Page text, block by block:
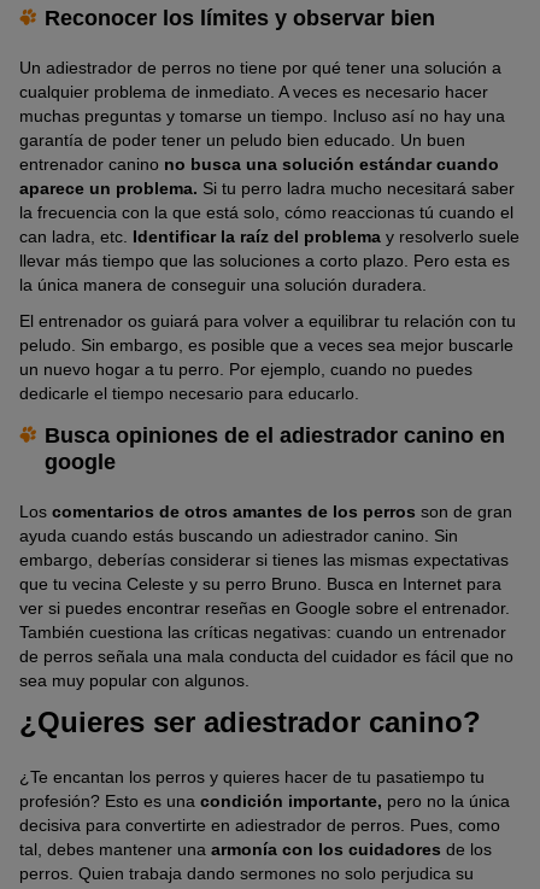
Reconocer los límites y observar bien
Un adiestrador de perros no tiene por qué tener una solución a
cualquier problema de inmediato. A veces es necesario hacer
muchas preguntas y tomarse un tiempo. Incluso así no hay una
garantía de poder tener un peludo bien educado. Un buen
entrenador canino no busca una solución estándar cuando
aparece un problema. Si tu perro ladra mucho necesitará saber
la frecuencia con la que está solo, cómo reaccionas tú cuando el
can ladra, etc. Identificar la raíz del problema y resolverlo suele
llevar más tiempo que las soluciones a corto plazo. Pero esta es
la única manera de conseguir una solución duradera.
El entrenador os guiará para volver a equilibrar tu relación con tu
peludo. Sin embargo, es posible que a veces sea mejor buscarle
un nuevo hogar a tu perro. Por ejemplo, cuando no puedes
dedicarle el tiempo necesario para educarlo.
Busca opiniones de el adiestrador canino en
google
Los comentarios de otros amantes de los perros son de gran
ayuda cuando estás buscando un adiestrador canino. Sin
embargo, deberías considerar si tienes las mismas expectativas
que tu vecina Celeste y su perro Bruno. Busca en Internet para
ver si puedes encontrar reseñas en Google sobre el entrenador.
También cuestiona las críticas negativas: cuando un entrenador
de perros señala una mala conducta del cuidador es fácil que no
sea muy popular con algunos.
¿Quieres ser adiestrador canino?
¿Te encantan los perros y quieres hacer de tu pasatiempo tu
profesión? Esto es una condición importante, pero no la única
decisiva para convertirte en adiestrador de perros. Pues, como
tal, debes mantener una armonía con los cuidadores de los
perros. Quien trabaja dando sermones no solo perjudica su